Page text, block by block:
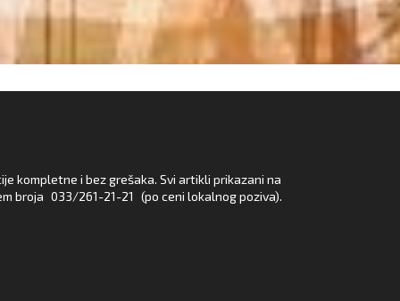
kompletne i bez grešaka. Svi artikli prikazani na
broja 033/261-21-21 (po ceni lokalnog poziva).